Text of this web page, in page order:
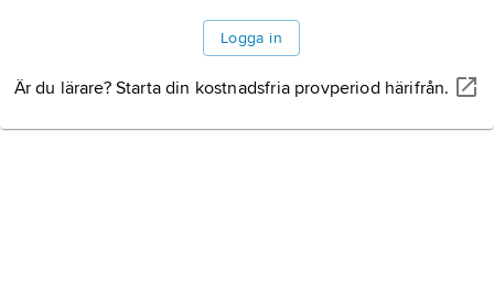
Logga in
Är du lärare? Starta din kostnadsfria provperiod härifrån.